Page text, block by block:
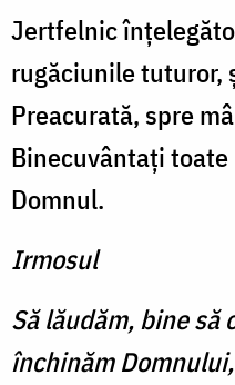
Jertfelnic
rugăciunile tuturor,
Preacurată, spre
Binecuvântaţi
Domnul.
Irmosul
Să lăudăm, bine să
închinăm